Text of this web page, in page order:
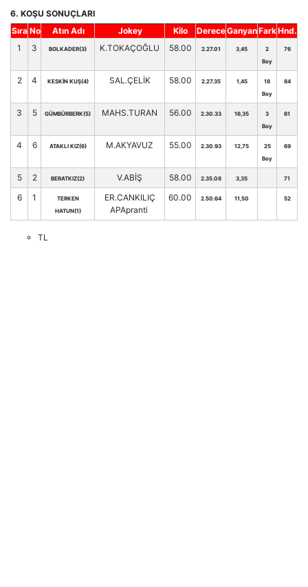
6. KOŞU SONUÇLARI
Sıra No Atın Adı Jokey Kilo DereceGanyanFarkHnd.
1
3 BOLKADER(3) K.TOKAÇOĞLU 58.00 2.27.01 3,45
2
Boy
76
2 4 KESKİN KUŞ(4) SAL.ÇELİK 58.00 2.27.35 1,45
18
Boy
84
3 5 GÜMBÜRBERK(5) MAHS.TURAN 56.00 2.30.33 16,35
3
Boy
61
4 6 ATAKLI KIZ(6) M.AKYAVUZ 55.00 2.30.93 12,75
25
Boy
69
5 2 BERATKIZ(2) V.ABİŞ 58.00 2.35.08 3,35 71
6 1
TERKEN
HATUN(1)
ER.CANKILIÇ
APApranti
60.00 2.50.64 11,50 52
TL